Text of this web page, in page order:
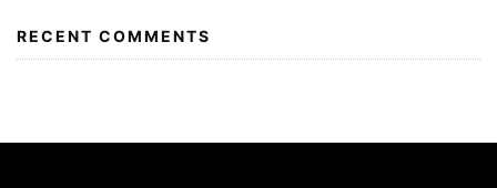
RECENT COMMENTS